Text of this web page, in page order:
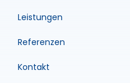
Leistungen
Referenzen
Kontakt